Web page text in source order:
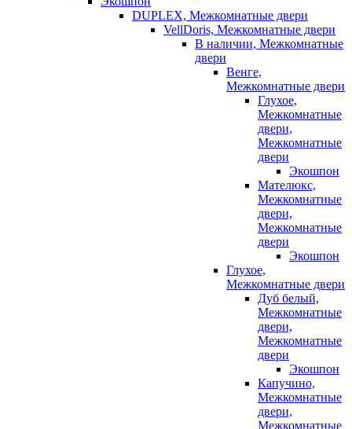
DUPLEX, Межкомнатные двери
VellDoris, Межкомнатные двери
В наличии, Межкомнатные
двери
Венге,
Межкомнатные двери
Глухое,
Межкомнатные
двери,
Межкомнатные
двери
Экошпон
Мателюкс,
Межкомнатные
двери,
Межкомнатные
двери
Экошпон
Глухое,
Межкомнатные двери
Дуб белый,
Межкомнатные
двери,
Межкомнатные
двери
Экошпон
Капучино,
Межкомнатные
двери,
Межкомнатные